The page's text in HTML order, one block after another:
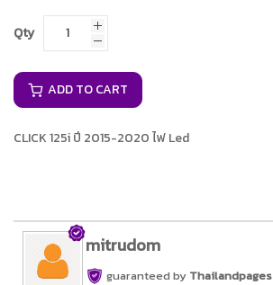
Qty
ADD TO CART
CLICK 125i ปี 2015-2020 ไฟ Led
mitrudom
guaranteed by Thailandpages